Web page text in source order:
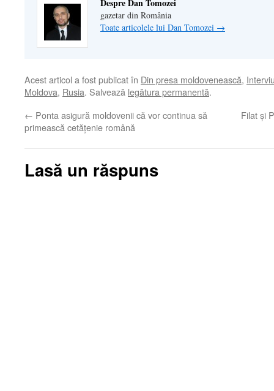
Despre Dan Tomozei
gazetar din România
Toate articolele lui Dan Tomozei →
Acest articol a fost publicat în Din presa moldovenească,
Moldova, Rusia. Salvează legătura permanentă.
← Ponta asigură moldovenii că vor continua să
primească cetăţenie română
Filat şi
Lasă un răspuns